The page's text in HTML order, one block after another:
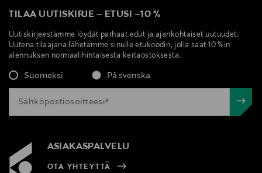
TILAA UUTISKIRJE – ETUSI –10 %
Uutiskirjeestämme löydät parhaat edut ja ajankohtaiset uutuudet.
Uutena tilaajana lähetämme sinulle etukoodin, jolla saat 10 %:n
alennuksen normaalihintaisesta kertaostoksesta.
Suomeksi På svenska
ASIAKASPALVELU
OTA YHTEYTTÄ